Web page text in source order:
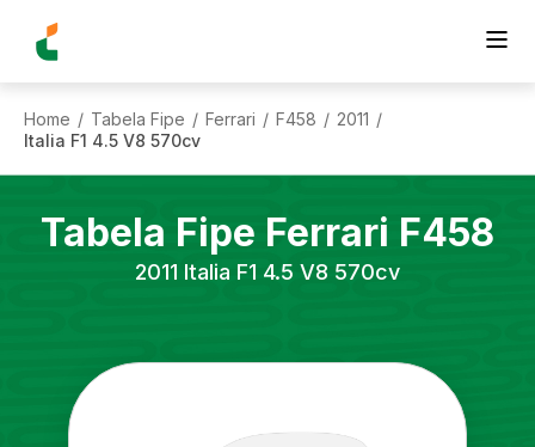
Home / Tabela Fipe / Ferrari / F458 / 2011 /
Italia F1 4.5 V8 570cv
Tabela Fipe Ferrari F458
2011 Italia F1 4.5 V8 570cv